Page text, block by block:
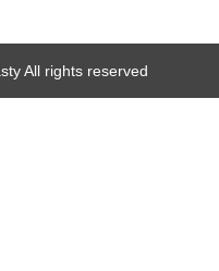
All rights reserved